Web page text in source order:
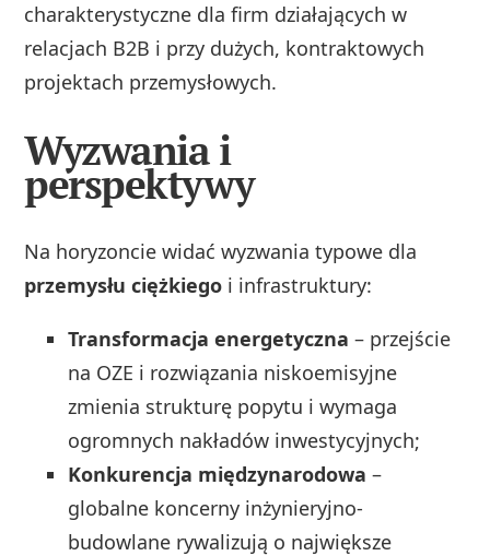
charakterystyczne dla firm działających w
relacjach B2B i przy dużych, kontraktowych
projektach przemysłowych.
Wyzwania i
perspektywy
Na horyzoncie widać wyzwania typowe dla
przemysłu ciężkiego i infrastruktury:
Transformacja energetyczna – przejście
na OZE i rozwiązania niskoemisyjne
zmienia strukturę popytu i wymaga
ogromnych nakładów inwestycyjnych;
Konkurencja międzynarodowa –
globalne koncerny inżynieryjno-
budowlane rywalizują o największe